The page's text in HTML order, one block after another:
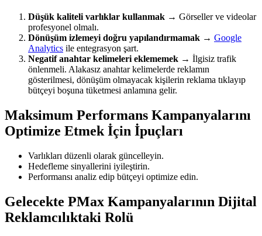
Düşük kaliteli varlıklar kullanmak → Görseller ve videolar
profesyonel olmalı.
Dönüşüm izlemeyi doğru yapılandırmamak → Google
Analytics ile entegrasyon şart.
Negatif anahtar kelimeleri eklememek → İlgisiz trafik
önlenmeli. Alakasız anahtar kelimelerde reklamın
gösterilmesi, dönüşüm olmayacak kişilerin reklama tıklayıp
bütçeyi boşuna tüketmesi anlamına gelir.
Maksimum Performans Kampanyalarını
Optimize Etmek İçin İpuçları
Varlıkları düzenli olarak güncelleyin.
Hedefleme sinyallerini iyileştirin.
Performansı analiz edip bütçeyi optimize edin.
Gelecekte PMax Kampanyalarının Dijital
Reklamcılıktaki Rolü